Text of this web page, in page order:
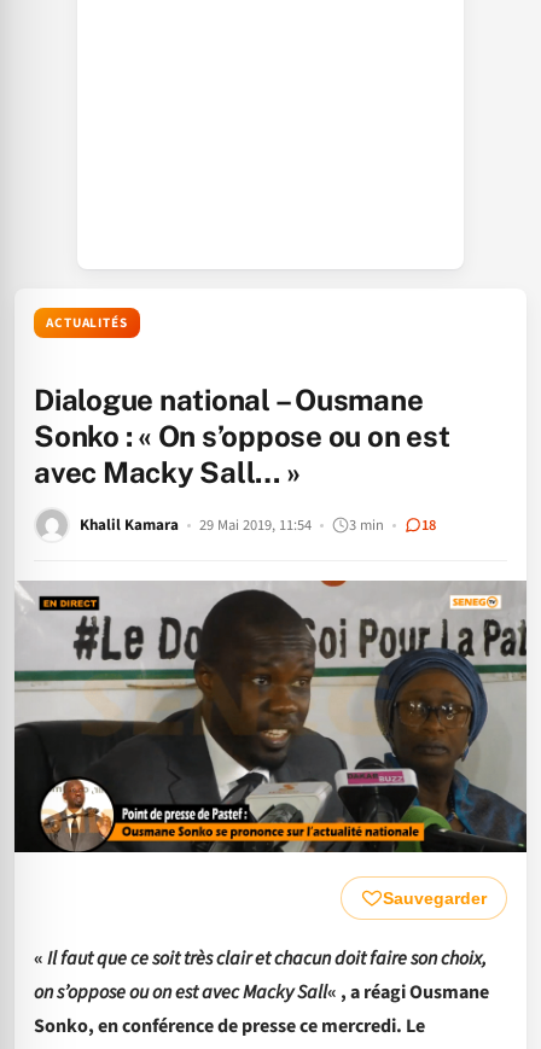
ACTUALITÉS
Dialogue national – Ousmane
Sonko : « On s’oppose ou on est
avec Macky Sall… »
Khalil Kamara 29 Mai 2019, 11:54 3 min 18
Sauvegarder
«Il faut que ce soit très clair et chacun doit faire son choix,
on s’oppose ou on est avec Macky Sall« , a réagi Ousmane
Sonko, en conférence de presse ce mercredi. Le